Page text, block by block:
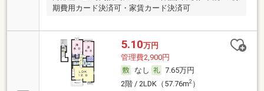
期費用カード決済可・家賃カード決済可
5.10万円
管理費2,900円
なし
7.65万円
2階 / 2LDK（57.76m2）